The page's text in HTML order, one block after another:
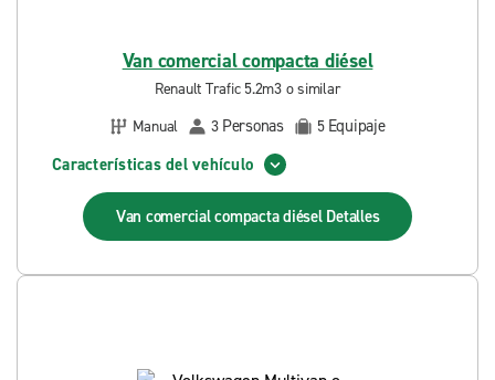
Van comercial compacta diésel
Renault Trafic 5.2m3 o similar
Manual
3 Personas 5 Equipaje
Características del vehículo
Van comercial compacta diésel Detalles